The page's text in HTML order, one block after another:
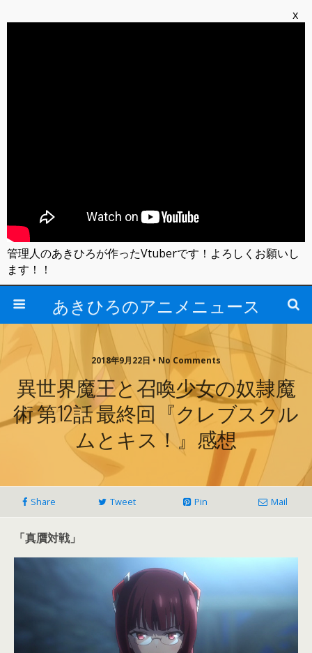
あきひろのアニメニュース
2018年9月22日 • No Comments
異世界魔王と召喚少女の奴隷魔
術 第12話 最終回『クレブスクル
ムとキス！』感想
Share Tweet Pin Mail
「真贋対戦」
x
管理人のあきひろが作ったVtuberです！よろしくお願いし
ます！！